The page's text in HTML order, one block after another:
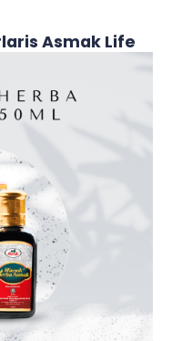
Asmak Life